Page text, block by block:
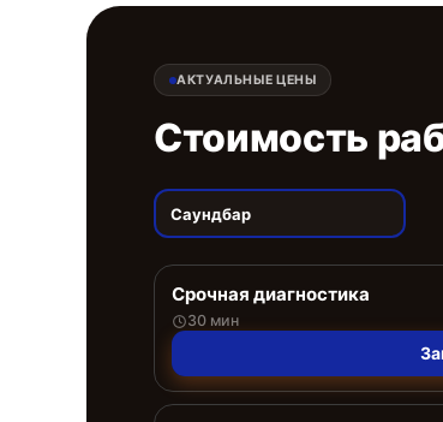
АКТУАЛЬНЫЕ ЦЕНЫ
Стоимость
Саундбар
Срочная диагностика
30 мин